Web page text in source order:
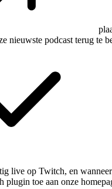
nieuwste podcast terug te
live op Twitch, en
plugin toe aan onze